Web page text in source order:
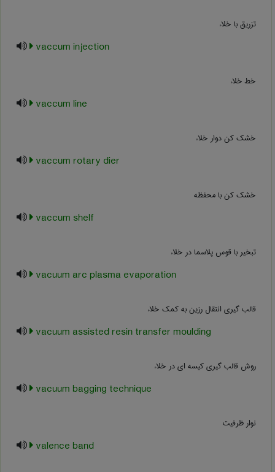
تزریق با خلاء
vaccum injection
خط خلاء
vaccum line
خشک کن دوار خلاء
vaccum rotary dier
خشک کن با محفظه
vaccum shelf
تبخیر با قوس پلاسما در خلاء
vacuum arc plasma evaporation
قالب گیری انتقال رزین به کمک خلاء
vacuum assisted resin transfer moulding
روش قالب گیری کیسه ای در خلاء
vacuum bagging technique
نوار ظرفیت
valence band